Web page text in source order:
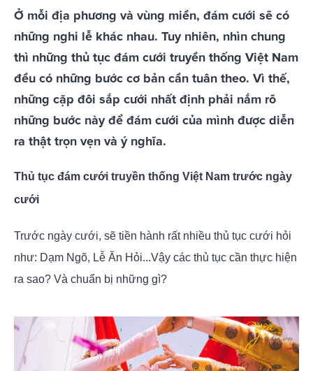
Ở mỗi địa phương và vùng miền, đám cưới sẽ có
những nghi lễ khác nhau. Tuy nhiên, nhìn chung
thì những thủ tục đám cưới truyền thống Việt Nam
đều có những bước cơ bản cần tuân theo. Vì thế,
những cặp đôi sắp cưới nhất định phải nắm rõ
những bước này để đám cưới của mình được diễn
ra thật trọn vẹn và ý nghĩa.
Thủ tục đám cưới truyền thống Việt Nam trước ngày
cưới
Trước ngày cưới, sẽ tiền hành rất nhiều thủ tục cưới hỏi
như: Dạm Ngõ, Lễ Ăn Hỏi...Vậy các thủ tục cần thực hiện
ra sao? Và chuẩn bị những gì?